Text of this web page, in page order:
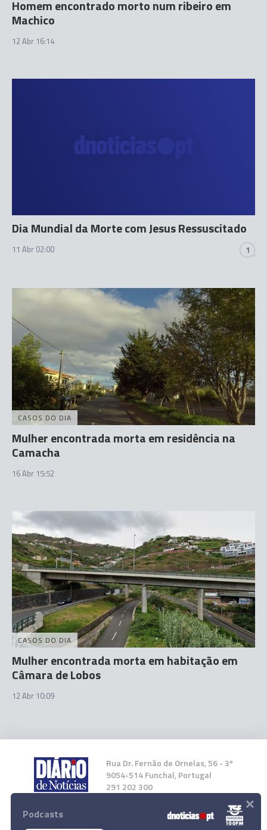
Homem encontrado morto num ribeiro em
Machico
12 Abr 16:14
Dia Mundial da Morte com Jesus Ressuscitado
11 Abr 02:00 1
CASOS DO DIA
Mulher encontrada morta em residência na
Camacha
16 Abr 15:52
CASOS DO DIA
Mulher encontrada morta em habitação em
Câmara de Lobos
12 Abr 10:09
Rua Dr. Fernão de Ornelas, 56 - 3º
9054-514 Funchal, Portugal
291 202 300
Instale a nossa App
Podcasts ×